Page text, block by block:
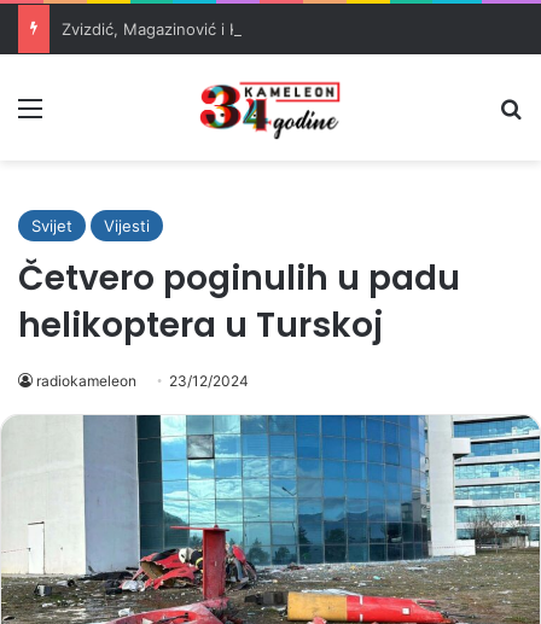
Svijet Vijesti
Četvero poginulih u padu
helikoptera u Turskoj
radiokameleon 23/12/2024